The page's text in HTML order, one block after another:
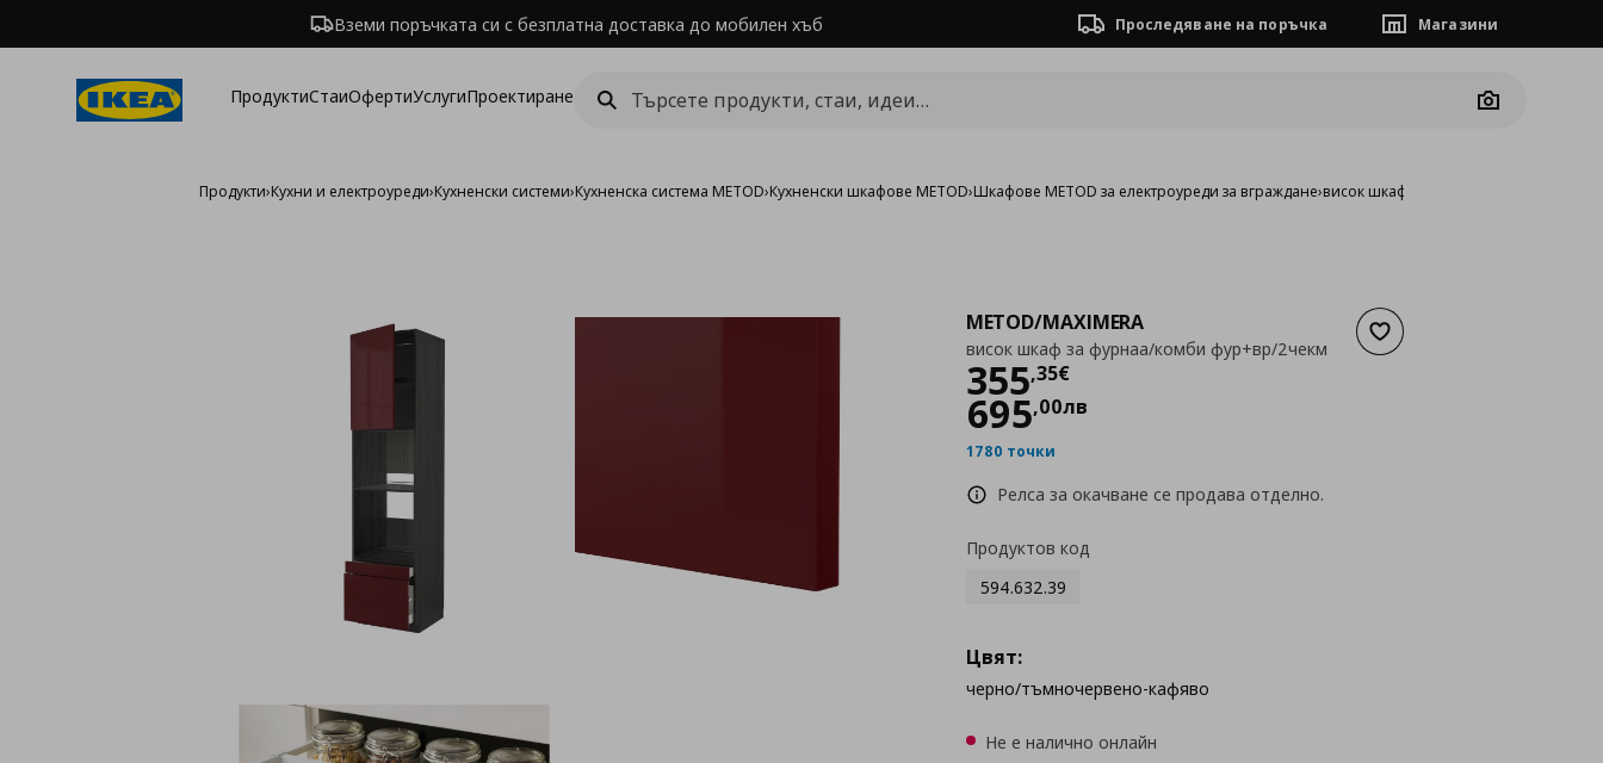
Вземи поръчката си с безплатна доставка до мобилен хъб Проследяване на поръчка Магазини
ПродуктиСтаиОфертиУслугиПроектиране
Camera
Продукти›Кухни и електроуреди›Кухненски системи›Кухненска система METOD›Кухненски шкафове METOD›Шкафове METOD за електроуреди за вграждане›висок шкаф за фурнаа/комби фур+вр/
Добави към списъка с
METOD/MAXIMERA
висок шкаф за фурнаа/комби фур+вр/2чекм
355,35€
Цена
695,00лв
1780 точки
Релса за окачване се продава отделно.
Продуктов код
594.632.39
Цвят:
черно/тъмночервено-кафяво
Не е налично онлайн